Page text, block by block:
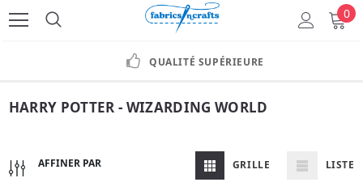
0
QUALITÉ SUPÉRIEURE
HARRY POTTER - WIZARDING WORLD
AFFINER PAR GRILLE LISTE